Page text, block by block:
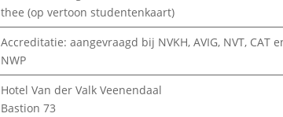
thee (op vertoon studentenkaart)
Accreditatie: aangevraagd bij NVKH, AVIG, NVT, CAT
NWP
Hotel Van der Valk Veenendaal
Bastion 73